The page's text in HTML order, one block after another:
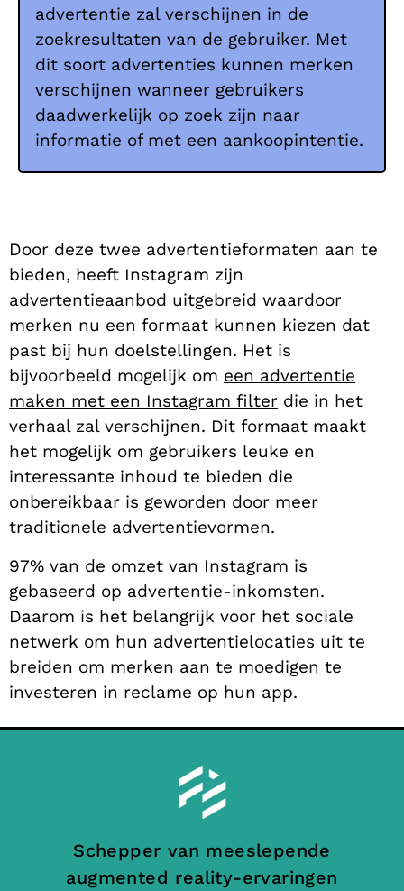
advertentie zal verschijnen in de
zoekresultaten van de gebruiker. Met
dit soort advertenties kunnen merken
verschijnen wanneer gebruikers
daadwerkelijk op zoek zijn naar
informatie of met een aankoopintentie.
Door deze twee advertentieformaten aan te
bieden, heeft Instagram zijn
advertentieaanbod uitgebreid waardoor
merken nu een formaat kunnen kiezen dat
past bij hun doelstellingen. Het is
bijvoorbeeld mogelijk om een advertentie
maken met een Instagram filter die in het
verhaal zal verschijnen. Dit formaat maakt
het mogelijk om gebruikers leuke en
interessante inhoud te bieden die
onbereikbaar is geworden door meer
traditionele advertentievormen.
97% van de omzet van Instagram is
gebaseerd op advertentie-inkomsten.
Daarom is het belangrijk voor het sociale
netwerk om hun advertentielocaties uit te
breiden om merken aan te moedigen te
investeren in reclame op hun app.
Schepper van meeslepende
augmented reality-ervaringen